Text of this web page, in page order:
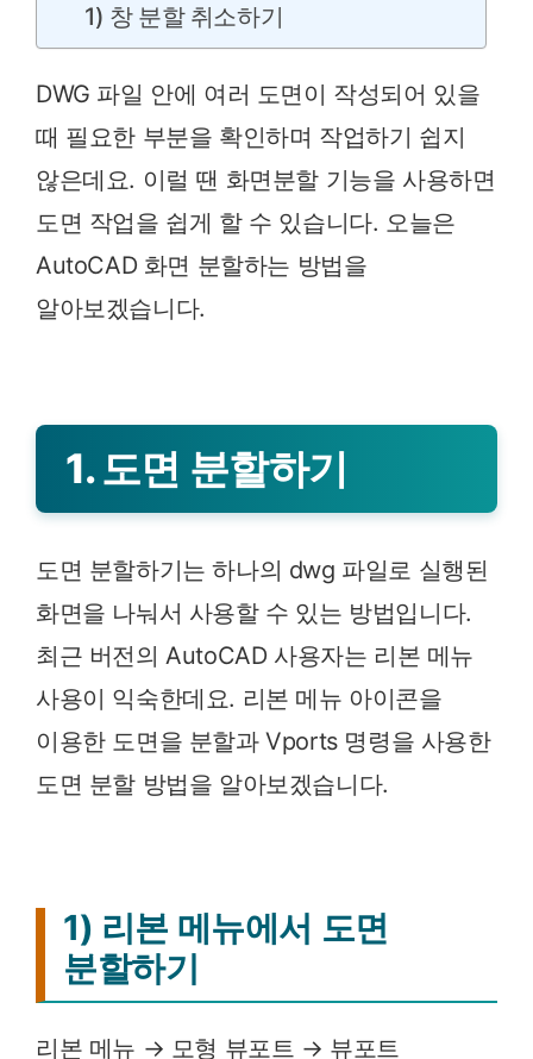
1) 창 분할 취소하기
DWG 파일 안에 여러 도면이 작성되어 있을
때 필요한 부분을 확인하며 작업하기 쉽지
않은데요. 이럴 땐 화면분할 기능을 사용하면
도면 작업을 쉽게 할 수 있습니다. 오늘은
AutoCAD 화면 분할하는 방법을
알아보겠습니다.
1. 도면 분할하기
도면 분할하기는 하나의 dwg 파일로 실행된
화면을 나눠서 사용할 수 있는 방법입니다.
최근 버전의 AutoCAD 사용자는 리본 메뉴
사용이 익숙한데요. 리본 메뉴 아이콘을
이용한 도면을 분할과 Vports 명령을 사용한
도면 분할 방법을 알아보겠습니다.
1) 리본 메뉴에서 도면
분할하기
리본 메뉴 → 모형 뷰포트 → 뷰포트